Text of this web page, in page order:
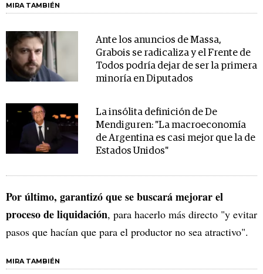
MIRA TAMBIÉN
Ante los anuncios de Massa,
Grabois se radicaliza y el Frente de
Todos podría dejar de ser la primera
minoría en Diputados
La insólita definición de De
Mendiguren: "La macroeconomía
de Argentina es casi mejor que la de
Estados Unidos"
Por último, garantizó que se buscará mejorar el
proceso de liquidación, para hacerlo más directo "y evitar
pasos que hacían que para el productor no sea atractivo".
MIRA TAMBIÉN